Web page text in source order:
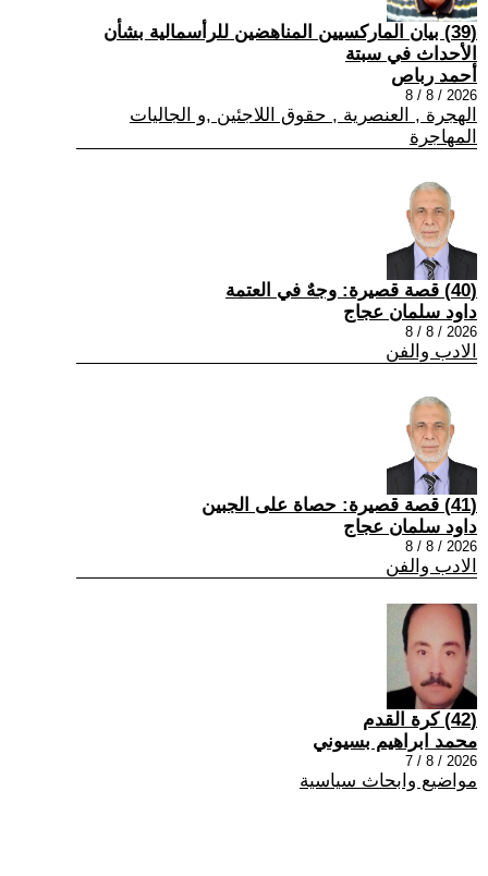
(39) بيان الماركسيين المناهضين للرأسمالية بشأن
الأحداث في سبتة
أحمد رباص
2026 / 8 / 8
الهجرة , العنصرية , حقوق اللاجئين ,و الجاليات
المهاجرة
(40) قصة قصيرة: وجهٌ في العتمة
داود سلمان عجاج
2026 / 8 / 8
الادب والفن
(41) قصة قصيرة: حصاة على الجبين
داود سلمان عجاج
2026 / 8 / 8
الادب والفن
(42) كرة القدم
محمد ابراهيم بسيوني
2026 / 8 / 7
مواضيع وابحاث سياسية